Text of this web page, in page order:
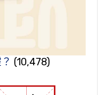
(10,478)